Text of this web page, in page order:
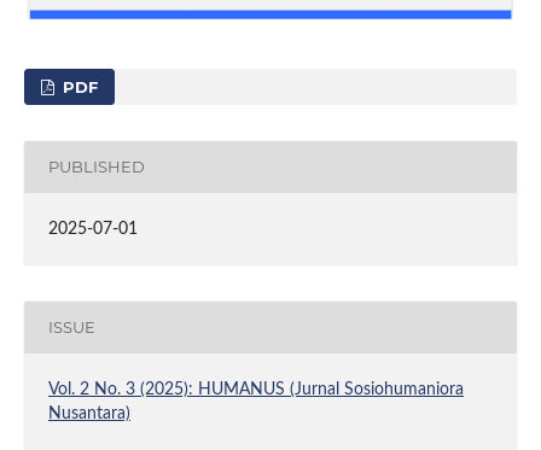
PDF
PUBLISHED
2025-07-01
ISSUE
Vol. 2 No. 3 (2025): HUMANUS (Jurnal Sosiohumaniora
Nusantara)